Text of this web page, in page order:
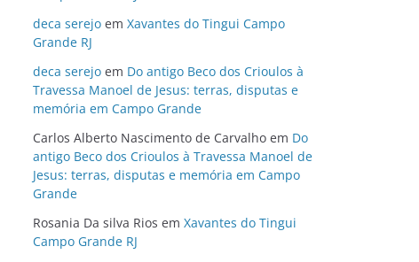
deca serejo em Xavantes do Tingui Campo
Grande RJ
deca serejo em Do antigo Beco dos Crioulos à
Travessa Manoel de Jesus: terras, disputas e
memória em Campo Grande
Carlos Alberto Nascimento de Carvalho em Do
antigo Beco dos Crioulos à Travessa Manoel de
Jesus: terras, disputas e memória em Campo
Grande
Rosania Da silva Rios em Xavantes do Tingui
Campo Grande RJ